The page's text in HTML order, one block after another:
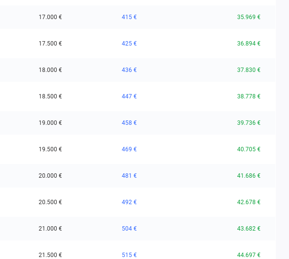
17.000 € 415 € 35.969 €
17.500 € 425 € 36.894 €
18.000 € 436 € 37.830 €
18.500 € 447 € 38.778 €
19.000 € 458 € 39.736 €
19.500 € 469 € 40.705 €
20.000 € 481 € 41.686 €
20.500 € 492 € 42.678 €
21.000 € 504 € 43.682 €
21.500 € 515 € 44.697 €